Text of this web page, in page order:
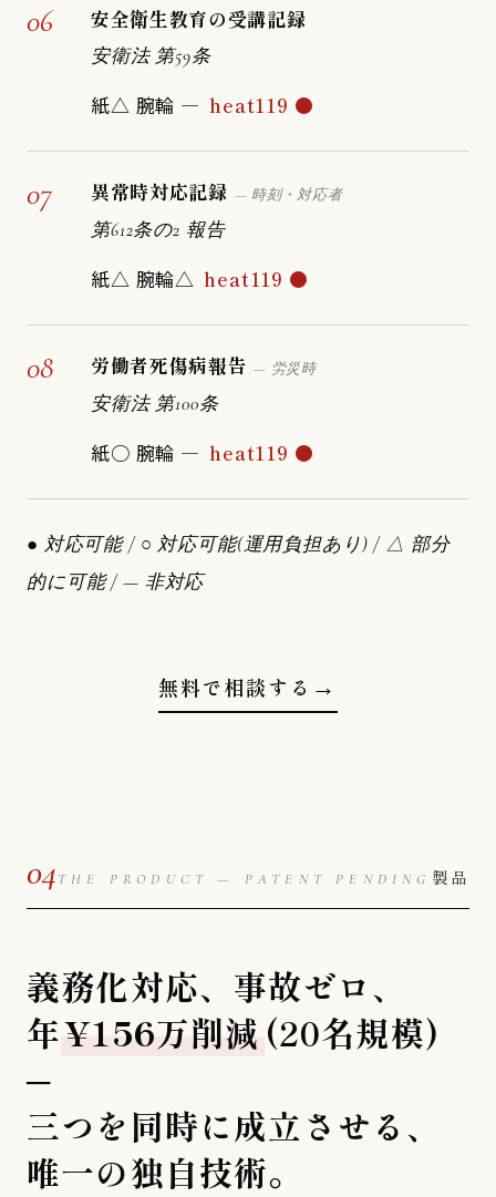
06 安全衛生教育の受講記録
安衛法 第59条
紙△ 腕輪 — heat119 ●
07 異常時対応記録 — 時刻・対応者
第612条の2 報告
紙△ 腕輪△ heat119 ●
08 労働者死傷病報告 — 労災時
安衛法 第100条
紙○ 腕輪 — heat119 ●
● 対応可能 / ○ 対応可能(運用負担あり) / △ 部分
的に可能 / — 非対応
無料で相談する →
04THE PRODUCT — PATENT PENDING 製品
義務化対応、事故ゼロ、
年¥156万削減 (20名規模)
─
三つを同時に成立させる、
唯一の独自技術。